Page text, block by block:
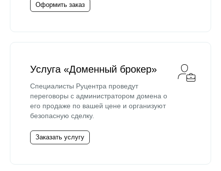
Оформить заказ
Услуга «Доменный брокер»
Специалисты Руцентра проведут
переговоры с администратором домена о
его продаже по вашей цене и организуют
безопасную сделку.
Заказать услугу